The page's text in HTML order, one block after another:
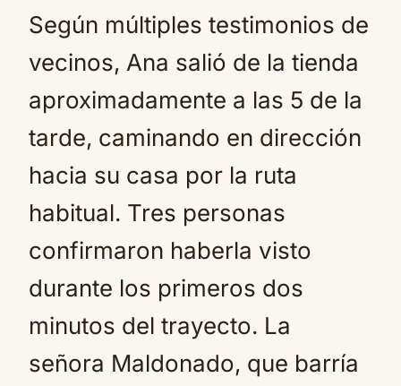
Según múltiples testimonios de
vecinos, Ana salió de la tienda
aproximadamente a las 5 de la
tarde, caminando en dirección
hacia su casa por la ruta
habitual. Tres personas
confirmaron haberla visto
durante los primeros dos
minutos del trayecto. La
señora Maldonado, que barría